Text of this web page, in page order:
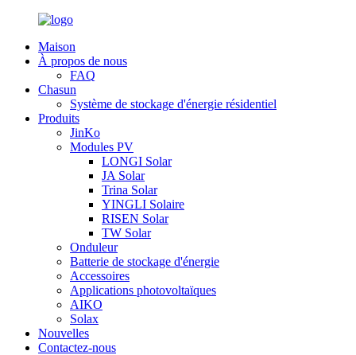
Maison
À propos de nous
FAQ
Chasun
Système de stockage d'énergie résidentiel
Produits
JinKo
Modules PV
LONGI Solar
JA Solar
Trina Solar
YINGLI Solaire
RISEN Solar
TW Solar
Onduleur
Batterie de stockage d'énergie
Accessoires
Applications photovoltaïques
AIKO
Solax
Nouvelles
Contactez-nous